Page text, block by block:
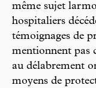
même sujet
hospitaliers
témoignages de
mentionnent pas
au délabrement
moyens de